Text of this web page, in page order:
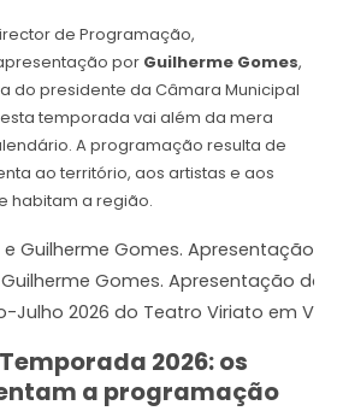
de Programação,
por Guilherme Gomes,
do presidente da Câmara Municipal
temporada vai além da mera
A programação resulta de
ao território, aos artistas e aos
habitam a região.
Gomes. Apresentação da
Julho 2026 do Teatro Viriato em
2026: os
a programação